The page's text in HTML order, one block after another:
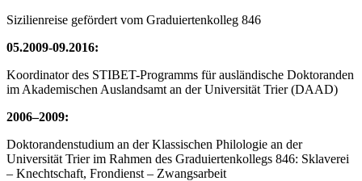
Sizilienreise gefördert vom Graduiertenkolleg 846
05.2009-09.2016:
Koordinator des STIBET-Programms für ausländische Doktoranden
im Akademischen Auslandsamt an der Universität Trier (DAAD)
2006–2009:
Doktorandenstudium an der Klassischen Philologie an der
Universität Trier im Rahmen des Graduiertenkollegs 846: Sklaverei
– Knechtschaft, Frondienst – Zwangsarbeit